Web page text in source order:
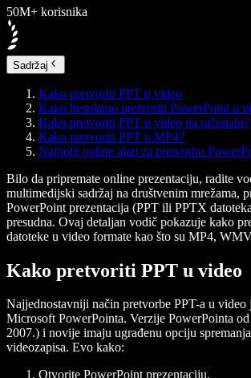
50M+ korisnika
Sadržaj
Kako pretvoriti PPT u video
Kako besplatno pretvoriti PowerPoint u
Kako pretvoriti PPT u video na računalu?
Kako pretvoriti PPT u MP4?
Najbolji online alati za pretvorbu
Bilo da pripremate online prezentaciju, radite
multimedijski sadržaj na društvenim mrežama,
PowerPoint prezentacija (PPT ili PPTX
presudna. Ovaj detaljan vodič pokazuje kako
datoteke u video formate kao što su MP4,
Kako pretvoriti PPT u video
Najjednostavniji način pretvorbe PPT-a u video
Microsoft PowerPointa. Verzije PowerPointa
2007.) i novije imaju ugrađenu opciju
videozapisa. Evo kako:
Otvorite PowerPoint prezentaciju.